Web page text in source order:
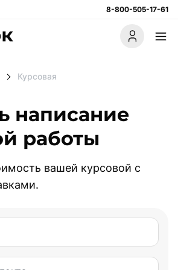
8-800-505-17-61
Партнёрам Стать автором
работа
работа
Курсовая
написание
работы
вашей курсовой с